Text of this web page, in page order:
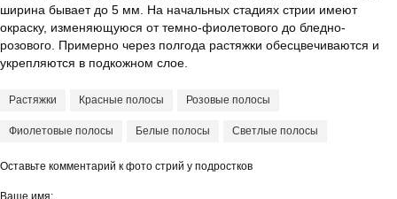
ширина бывает до 5 мм. На начальных стадиях стрии имеют
окраску, изменяющуюся от темно-фиолетового до бледно-
розового. Примерно через полгода растяжки обесцвечиваются и
укрепляются в подкожном слое.
Растяжки Красные полосы Розовые полосы
Фиолетовые полосы Белые полосы Светлые полосы
Оставьте комментарий к фото стрий у подростков
Ваше имя